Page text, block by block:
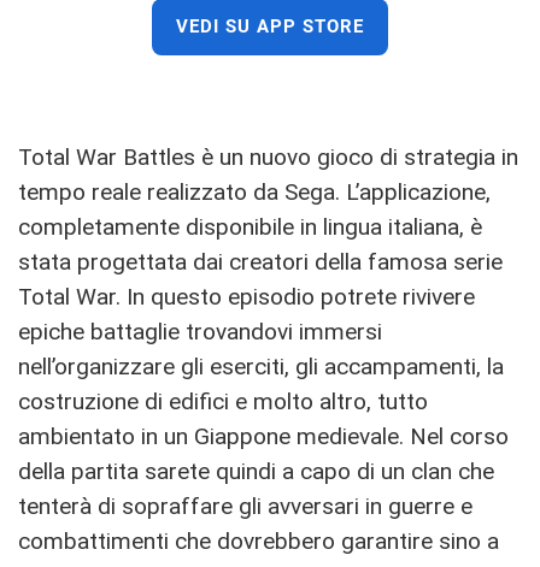
VEDI SU APP STORE
Total War Battles è un nuovo gioco di strategia in
tempo reale realizzato da Sega. L’applicazione,
completamente disponibile in lingua italiana, è
stata progettata dai creatori della famosa serie
Total War. In questo episodio potrete rivivere
epiche battaglie trovandovi immersi
nell’organizzare gli eserciti, gli accampamenti, la
costruzione di edifici e molto altro, tutto
ambientato in un Giappone medievale. Nel corso
della partita sarete quindi a capo di un clan che
tenterà di sopraffare gli avversari in guerre e
combattimenti che dovrebbero garantire sino a